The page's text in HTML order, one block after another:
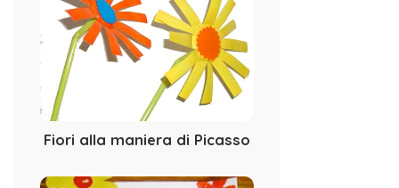
Fiori alla maniera di Picasso